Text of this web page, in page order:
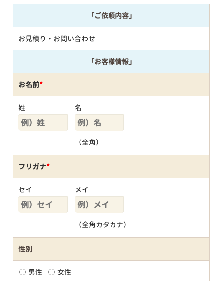
「ご依頼内容」
お見積り・お問い合わせ
「お客様情報」
お名前*
姓 名
（全角）
フリガナ*
セイ メイ
（全角カタカナ）
性別
男性 女性